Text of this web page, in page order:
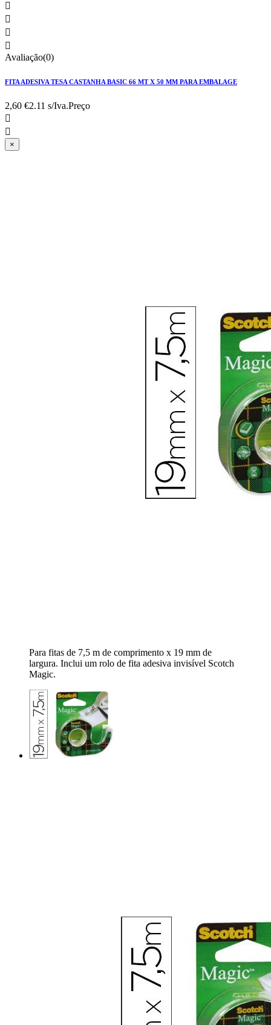




Avaliação(0)
FITA ADESIVA TESA CASTANHA BASIC 66 MT X 50 MM PARA EMBALAGE
2,60 €2.11 s/Iva.Preço


×
Para fitas de 7,5 m de comprimento x 19 mm de
largura. Inclui um rolo de fita adesiva invisível Scotch
Magic.